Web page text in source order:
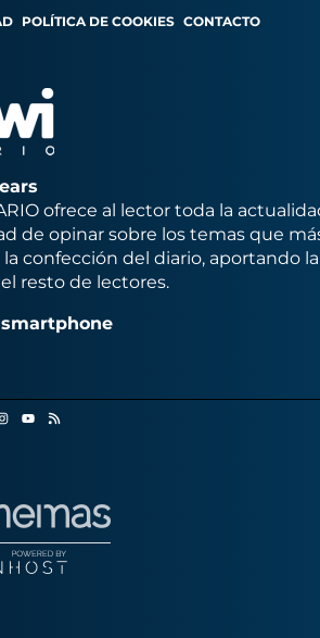
POLÍTICA DE COOKIES CONTACTO
ofrece al lector toda la
de opinar sobre los temas que
confección del diario, aportando la
resto de lectores.
Instagram